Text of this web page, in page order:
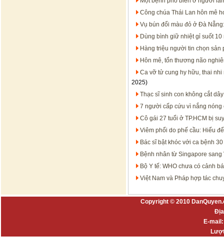
Công chúa Thái Lan hôn mê
Vụ bún đổi màu đỏ ở Đà
Dùng bình giữ nhiệt gỉ suốt
Hàng triệu người tin chọn sản
Hôn mê, tổn thương não
Ca vỡ tử cung hy hữu, thai
2025)
Thạc sĩ sinh con không cắt
7 người cấp cứu vì nắng nóng
Cô gái 27 tuổi ở TP.HCM bị
Viêm phổi do phế cầu: Hiểu
Bác sĩ bật khóc với ca bệnh
Bệnh nhân từ Singapore
Bộ Y tế: WHO chưa có cảnh
Việt Nam và Pháp hợp tác
Copyright © 2010
E-